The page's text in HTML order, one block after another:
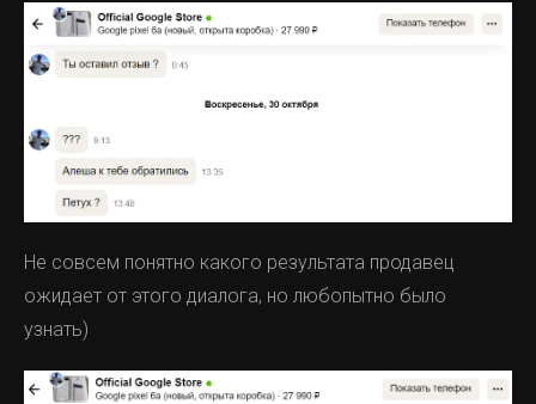
Не совсем понятно какого результата продавец
ожидает от этого диалога, но любопытно было
узнать)